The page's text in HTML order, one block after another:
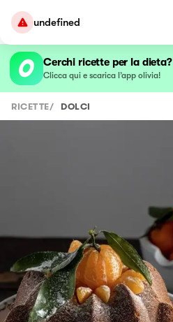
undefined
Cerchi ricette per la dieta?
Clicca qui e scarica l’app olivia!
RICETTE/ DOLCI